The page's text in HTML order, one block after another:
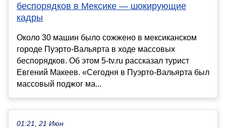
беспорядков в Мексике — шокирующие
кадры
Около 30 машин было сожжено в мексиканском
городе Пуэрто-Вальярта в ходе массовых
беспорядков. Об этом 5-tv.ru рассказал турист
Евгений Макеев. «Сегодня в Пуэрто-Вальярта был
массовый поджог ма...
01:21, 21 Июн